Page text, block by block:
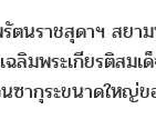
พรัตนราชสุดาฯ
มพระเกียรติสม
ซากุระขนาดให